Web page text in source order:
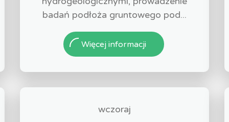
badań podłoża gruntowego pod...
Więcej informacji
wczoraj